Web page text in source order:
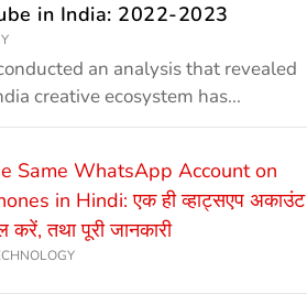
in India: 2022-2023
an analysis that revealed
creative ecosystem has...
Same WhatsApp Account on
in Hindi: एक ही व्हाट्सएप अकाउंट
तथा पूरी जानकारी